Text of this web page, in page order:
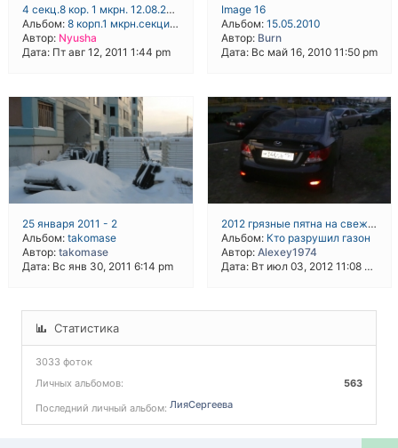
4 секц.8 кор. 1 мкрн. 12.08.2011 008 1.JPG
Альбом: 8 корп.1 мкрн.секции3-4_12.08.2011
Автор: Nyusha
Дата: Пт авг 12, 2011 1:44 pm
Image 16
Альбом: 15.05.2010
Автор: Burn
Дата: Вс май 16, 2010 11:50 pm
25 января 2011 - 2
Альбом: takomase
Автор: takomase
Дата: Вс янв 30, 2011 6:14 pm
2012 грязные пятна на свежем газоне
Альбом: Кто разрушил газон
Автор: Alexey1974
Дата: Вт июл 03, 2012 11:08 pm
Статистика
3033 фоток
Личных альбомов:
563
Последний личный альбом: ЛияСергеева